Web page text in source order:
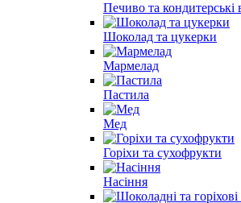
Печиво та кондитерські
Шоколад та цукерки
Мармелад
Пастила
Мед
Горіхи та сухофрукти
Насіння